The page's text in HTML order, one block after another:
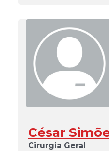
César
Cirurgia Geral